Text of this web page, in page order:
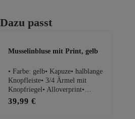
Produktgalerie überspringen
Dazu passt
Musselinbluse mit Print, gelb
• Farbe: gelb• Kapuze• halblange
Knopfleiste• 3/4 Ärmel mit
Knopfriegel• Alloverprint•
Rückseite ca. 14cm länger•
100% BaumwollePassform Maße
39,99 €